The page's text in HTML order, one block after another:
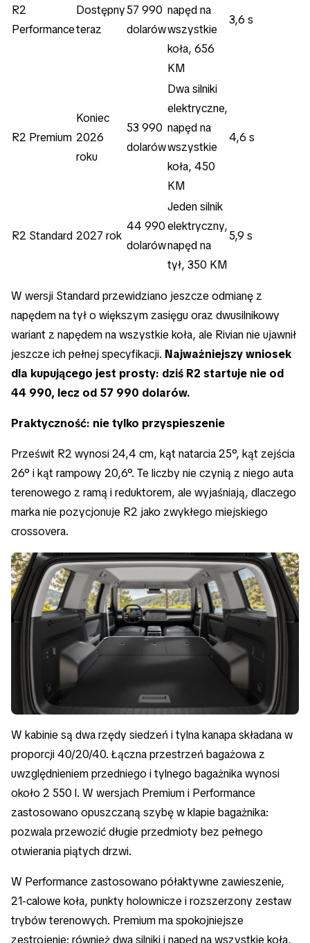
R2
Performance
Dostępny
teraz
57 990
dolarów
napęd na
wszystkie
koła, 656
KM
3,6 s
R2 Premium
Koniec
2026
roku
53 990
dolarów
Dwa silniki
elektryczne,
napęd na
wszystkie
koła, 450
KM
4,6 s
R2 Standard 2027 rok
44 990
dolarów
Jeden silnik
elektryczny,
napęd na
tył, 350 KM
5,9 s
W wersji Standard przewidziano jeszcze odmianę z
napędem na tył o większym zasięgu oraz dwusilnikowy
wariant z napędem na wszystkie koła, ale Rivian nie ujawnił
jeszcze ich pełnej specyfikacji. Najważniejszy wniosek
dla kupującego jest prosty: dziś R2 startuje nie od
44 990, lecz od 57 990 dolarów.
Praktyczność: nie tylko przyspieszenie
Prześwit R2 wynosi 24,4 cm, kąt natarcia 25°, kąt zejścia
26° i kąt rampowy 20,6°. Te liczby nie czynią z niego auta
terenowego z ramą i reduktorem, ale wyjaśniają, dlaczego
marka nie pozycjonuje R2 jako zwykłego miejskiego
crossovera.
W kabinie są dwa rzędy siedzeń i tylna kanapa składana w
proporcji 40/20/40. Łączna przestrzeń bagażowa z
uwzględnieniem przedniego i tylnego bagażnika wynosi
około 2 550 l. W wersjach Premium i Performance
zastosowano opuszczaną szybę w klapie bagażnika:
pozwala przewozić długie przedmioty bez pełnego
otwierania piątych drzwi.
W Performance zastosowano półaktywne zawieszenie,
21-calowe koła, punkty holownicze i rozszerzony zestaw
trybów terenowych. Premium ma spokojniejsze
zestrojenie: również dwa silniki i napęd na wszystkie koła,